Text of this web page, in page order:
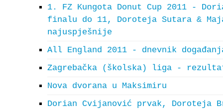
1. FZ Kungota Donut Cup 2011 -
finalu do 11, Doroteja Sutara &
najuspješnije
All England 2011 - dnevnik
Zagrebačka (školska) liga -
Nova dvorana u Maksimiru
Dorian Cvijanović prvak, Doroteja